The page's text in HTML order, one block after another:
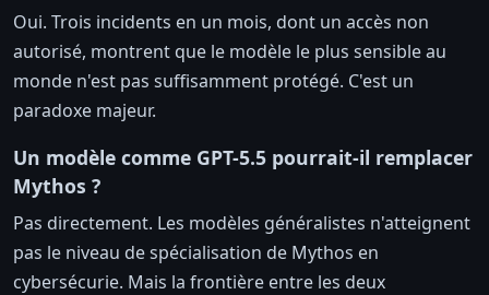
Oui. Trois incidents en un mois, dont un accès non
autorisé, montrent que le modèle le plus sensible au
monde n'est pas suffisamment protégé. C'est un
paradoxe majeur.
Un modèle comme GPT-5.5 pourrait-il remplacer
Mythos ?
Pas directement. Les modèles généralistes n'atteignent
pas le niveau de spécialisation de Mythos en
cybersécurie. Mais la frontière entre les deux